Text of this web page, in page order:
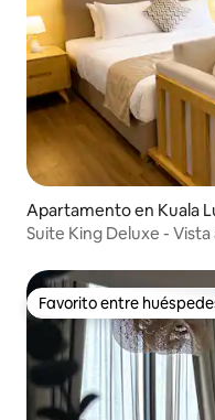
Apartamento en Kuala
Suite King Deluxe - Vista
Favorito entre
Favorito entre